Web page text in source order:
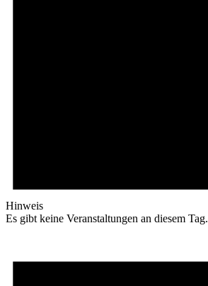
Hinweis
Es gibt keine Veranstaltungen an diesem Tag.